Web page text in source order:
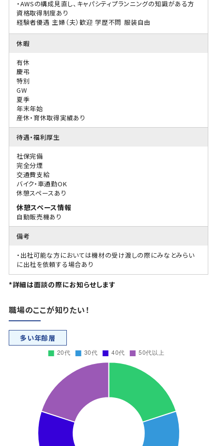
・AWSの構成見直し、キャパシティプランニングの知識がある方
資格取得制度あり
経験者優遇 主婦（夫）歓迎 学歴不問 服装自由
休暇
有休
慶弔
特別
GW
夏季
年末年始
産休・育休取得実績あり
待遇・福利厚生
社保完備
完全分煙
交通費支給
バイク・車通勤OK
休憩スペースあり
休憩スペース情報
自動販売機あり
備考
・出社可能な方においては機材の受け渡しの際にみなとみらい
に出社を依頼する場合あり
*詳細は面談の際にお知らせします
職場のここが知りたい！
多い年齢層